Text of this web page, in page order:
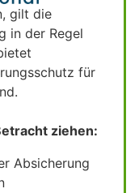
gilt die
in der Regel
für
ziehen:
Absicherung